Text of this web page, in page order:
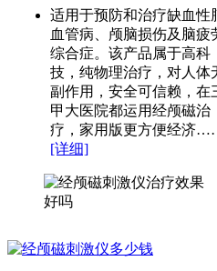
适用于预防和治疗缺血性
血管病、颅脑损伤及脑疲
综合症。该产品属于高科
技，纯物理治疗，对人体
副作用，安全可信赖，在
甲大医院都运用经颅磁治
疗，家用版更方便经济
[详细]